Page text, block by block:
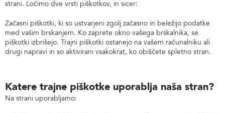
strani. Ločimo dve vrsti piškotkov, in sicer:
Začasni piškotki, ki so ustvarjeni zgolj začasno in beležijo podatke
med vašim brskanjem. Ko zaprete okno vašega brskalnika, se
piškotki izbrišejo. Trajni piškotki ostanejo na vašem računalniku ali
drugi napravi in so aktivirani vsakokrat, ko obiščete spletno stran.
Katere trajne piškotke uporablja naša stran?
Na strani uporabljamo: